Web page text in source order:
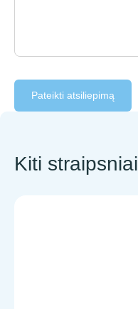
Pateikti atsiliepimą
Kiti straipsniai